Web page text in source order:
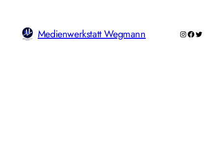
Medienwerkstatt Wegmann Instagram